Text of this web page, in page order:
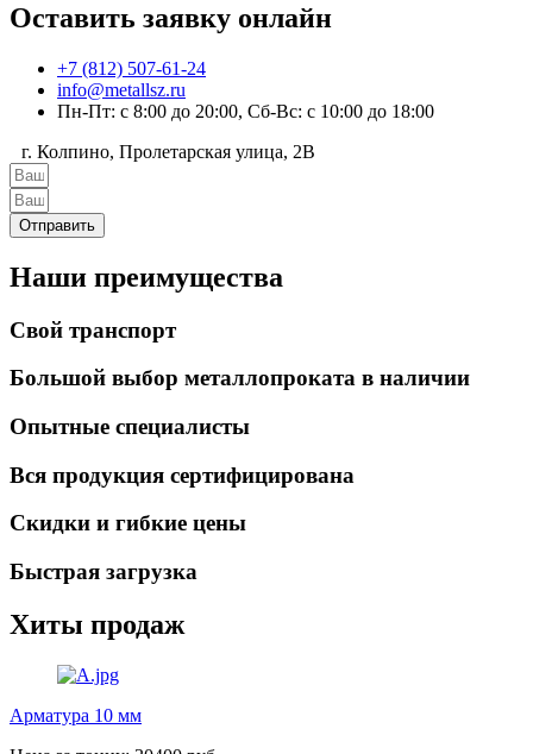
Оставить заявку онлайн
+7 (812) 507-61-24
info@metallsz.ru
Пн-Пт: с 8:00 до 20:00, Сб-Вс: с 10:00 до 18:00
г. Колпино, Пролетарская улица, 2В
Отправить
Наши преимущества
Свой транспорт
Большой выбор металлопроката в наличии
Опытные специалисты
Вся продукция сертифицирована
Скидки и гибкие цены
Быстрая загрузка
Хиты продаж
Арматура 10 мм